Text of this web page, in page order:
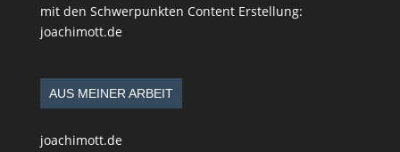
mit den Schwerpunkten Content Erstellung:
joachimott.de
AUS MEINER ARBEIT
joachimott.de